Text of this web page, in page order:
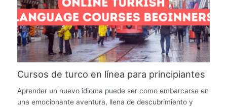
Cursos de turco en línea para principiantes
Aprender un nuevo idioma puede ser como embarcarse en
una emocionante aventura, llena de descubrimiento y